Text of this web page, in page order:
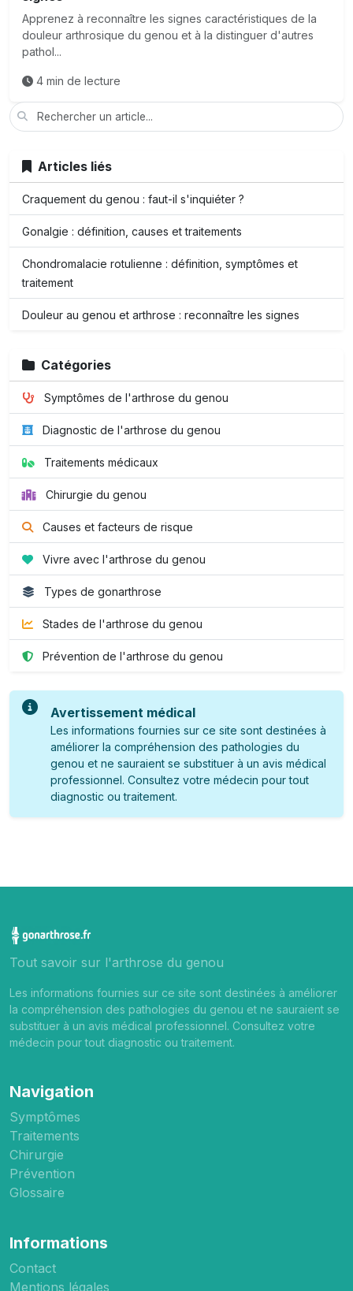
Apprenez à reconnaître les signes caractéristiques de la
douleur arthrosique du genou et à la distinguer d'autres
pathol...
4 min de lecture
Articles liés
Craquement du genou : faut-il s'inquiéter ?
Gonalgie : définition, causes et traitements
Chondromalacie rotulienne : définition, symptômes et
traitement
Douleur au genou et arthrose : reconnaître les signes
Catégories
Symptômes de l'arthrose du genou
Diagnostic de l'arthrose du genou
Traitements médicaux
Chirurgie du genou
Causes et facteurs de risque
Vivre avec l'arthrose du genou
Types de gonarthrose
Stades de l'arthrose du genou
Prévention de l'arthrose du genou
Avertissement médical
Les informations fournies sur ce site sont destinées à
améliorer la compréhension des pathologies du
genou et ne sauraient se substituer à un avis médical
professionnel. Consultez votre médecin pour tout
diagnostic ou traitement.
Tout savoir sur l'arthrose du genou
Les informations fournies sur ce site sont destinées à améliorer
la compréhension des pathologies du genou et ne sauraient se
substituer à un avis médical professionnel. Consultez votre
médecin pour tout diagnostic ou traitement.
Navigation
Symptômes
Traitements
Chirurgie
Prévention
Glossaire
Informations
Contact
Mentions légales